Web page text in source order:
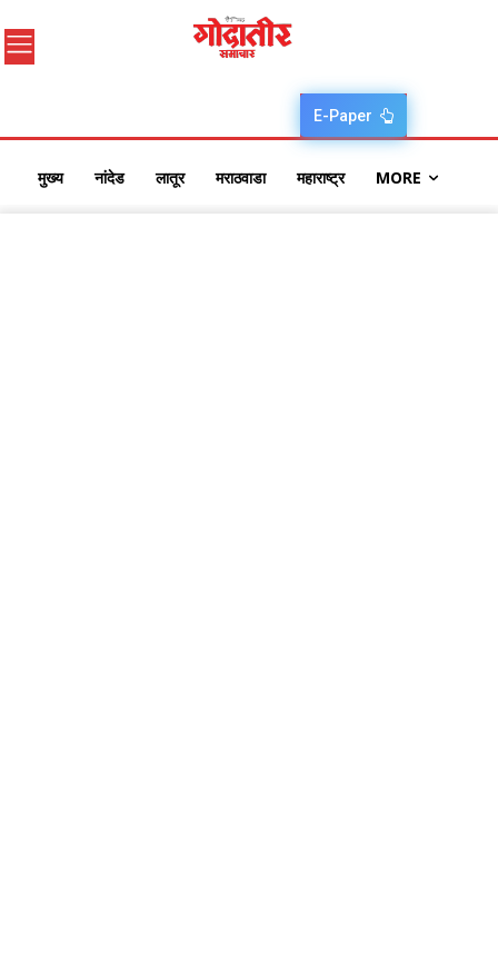
E-Paper
मुख्य नांदेड लातूर मराठवाडा महाराष्ट्र MORE